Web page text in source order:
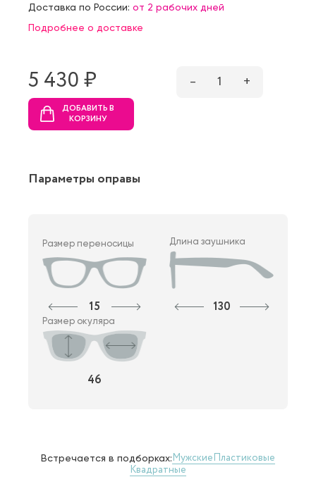
Доставка по России: от 2 рабочих дней
Подробнее о доставке
5 430 ₷ – 1 +
ДОБАВИТЬ В
КОРЗИНУ
Параметры оправы
Размер переносицы
15
Длина заушника
130
Размер окуляра
46
Встречается в подборках:МужскиеПластиковые
Квадратные